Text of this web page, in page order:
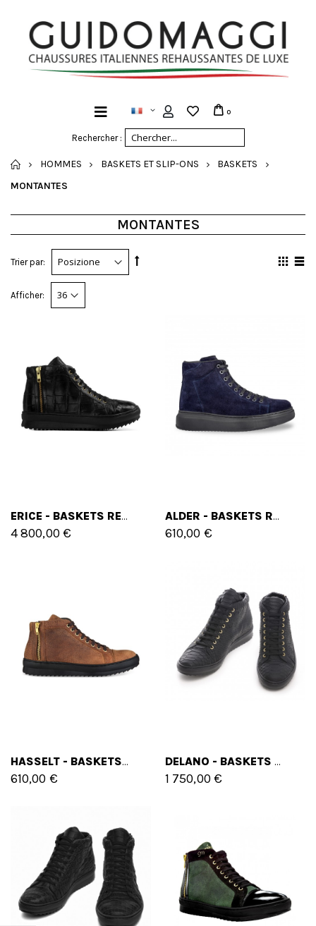
Rechercher :
0
ACCUEIL
HOMMES BASKETS ET SLIP-ONS
BASKETS
MONTANTES
MONTANTES
Trier par:
Afficher:
ERICE - BASKETS REHAUSSANTES EN CUIR CROCODILE JUSQU'À 7 CM EN PLUS
4 800,00 €
ALDER - BASKETS REHAUSSANTES EN CUIR DAIM DE 6 CM À 8 CM EN PLUS
610,00 €
HASSELT - BASKETS REHAUSSANTES EN CUIR PLEINE FLEUR DE 6 CM À 8 CM EN PLUS
610,00 €
DELANO - BASKETS REHAUSSANTES EN CUIR DE 5 CM À 7 CM EN PLUS
1 750,00 €